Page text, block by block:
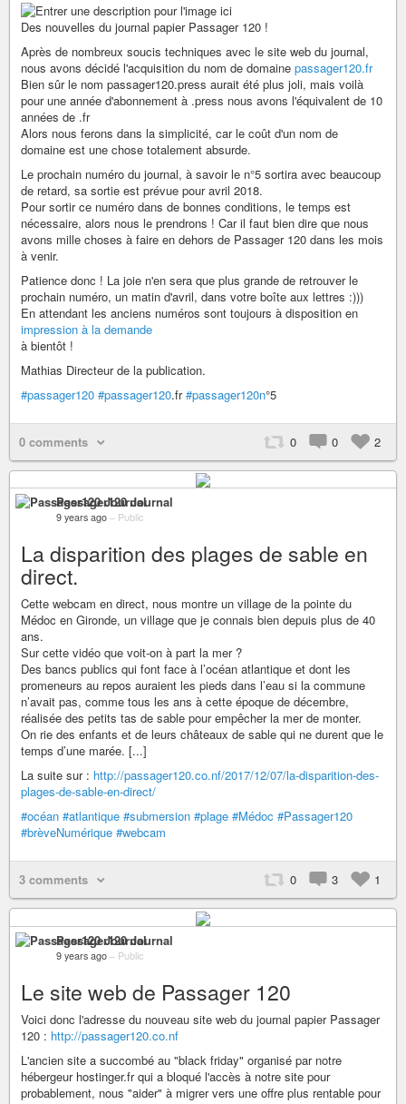
Des nouvelles du journal papier Passager 120 !
Après de nombreux soucis techniques avec le site web du journal,
nous avons décidé l'acquisition du nom de domaine passager120.fr
Bien sûr le nom passager120.press aurait été plus joli, mais voilà
pour une année d'abonnement à .press nous avons l'équivalent de 10
années de .fr
Alors nous ferons dans la simplicité, car le coût d'un nom de
domaine est une chose totalement absurde.
Le prochain numéro du journal, à savoir le n°5 sortira avec beaucoup
de retard, sa sortie est prévue pour avril 2018.
Pour sortir ce numéro dans de bonnes conditions, le temps est
nécessaire, alors nous le prendrons ! Car il faut bien dire que nous
avons mille choses à faire en dehors de Passager 120 dans les mois
à venir.
Patience donc ! La joie n'en sera que plus grande de retrouver le
prochain numéro, un matin d'avril, dans votre boîte aux lettres :)))
En attendant les anciens numéros sont toujours à disposition en
impression à la demande
à bientôt !
Mathias Directeur de la publication.
#passager120 #passager120.fr#passager120n°5
0 comments 0 0 2
Passager120 Journal
9 years ago – Public
La disparition des plages de sable en
direct.
Cette webcam en direct, nous montre un village de la pointe du
Médoc en Gironde, un village que je connais bien depuis plus de 40
ans.
Sur cette vidéo que voit-on à part la mer ?
Des bancs publics qui font face à l’océan atlantique et dont les
promeneurs au repos auraient les pieds dans l’eau si la commune
n’avait pas, comme tous les ans à cette époque de décembre,
réalisée des petits tas de sable pour empêcher la mer de monter.
On rie des enfants et de leurs châteaux de sable qui ne durent que le
temps d’une marée. [...]
La suite sur : http://passager120.co.nf/2017/12/07/la-disparition-des-
plages-de-sable-en-direct/
#océan #atlantique #submersion #plage #Médoc #Passager120
#brèveNumérique #webcam
3 comments 0 3 1
Passager120 Journal
9 years ago – Public
Le site web de Passager 120
Voici donc l'adresse du nouveau site web du journal papier Passager
120 : http://passager120.co.nf
L'ancien site a succombé au "black friday" organisé par notre
hébergeur hostinger.fr qui a bloqué l'accès à notre site pour
probablement, nous "aider" à migrer vers une offre plus rentable pour